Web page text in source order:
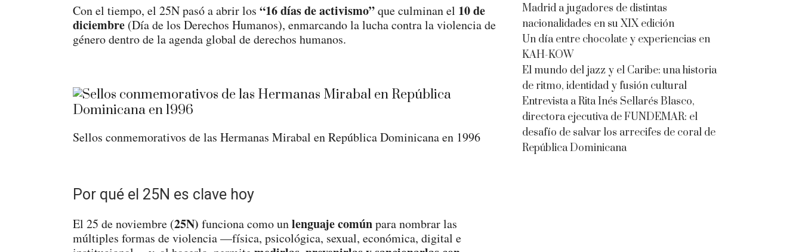
Con el tiempo, el 25N pasó a abrir los “16 días de activismo”que culminan el 10 de
diciembre (Día de los Derechos Humanos), enmarcando la lucha contra la violencia de
género dentro de la agenda global de derechos humanos.
Sellos conmemorativos de las Hermanas Mirabal en República Dominicana en 1996
Por qué el 25N es clave hoy
El 25 de noviembre (25N) funciona como unlenguaje comúnpara nombrar las
múltiples formas de violencia —física, psicológica, sexual, económica, digital e
Madrid a jugadores de distintas
nacionalidades en su XIX edición
Un día entre chocolate y experiencias en
KAH-KOW
El mundo del jazz y el Caribe: una historia
de ritmo, identidad y fusión cultural
Entrevista a Rita Inés Sellarés Blasco,
directora ejecutiva de FUNDEMAR: el
desafío de salvar los arrecifes de coral de
República Dominicana